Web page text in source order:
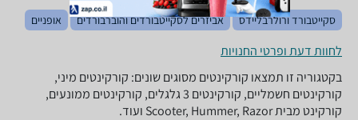
סקייטבורד ורולרבליידס אביזרים לסקייטבורדים והוברבורדים אופניים
לחוות דעת ופרטי החנויות
בקטגוריה זו תמצאו קורקינטים מסוגים שונים: קורקינטים מיני,
קורקינטים חשמליים, קורקינטים 3 גלגלים, קורקינטים ממונעים,
קורקינט מבית Scooter, Hummer, Razor ועוד.